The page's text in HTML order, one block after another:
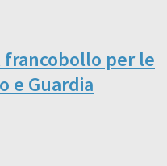
francobollo per le
e Guardia